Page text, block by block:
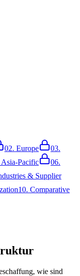
02. Europe
03.
Asia-Pacific
06.
& Supplier
10. Comparative
wie sind